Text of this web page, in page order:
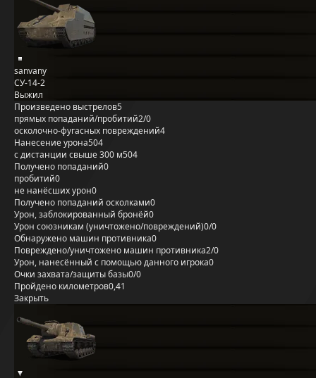
sanvany
СУ-14-2
Выжил
Произведено выстрелов5
прямых попаданий/пробитий2/0
осколочно-фугасных повреждений4
Нанесение урона504
с дистанции свыше 300 м504
Получено попаданий0
пробитий0
не нанёсших урон0
Получено попаданий осколками0
Урон, заблокированный бронёй0
Урон союзникам (уничтожено/повреждений)0/0
Обнаружено машин противника0
Повреждено/уничтожено машин противника2/0
Урон, нанесённый с помощью данного игрока0
Очки захвата/защиты базы0/0
Пройдено километров0,41
Закрыть